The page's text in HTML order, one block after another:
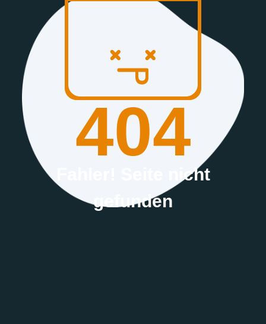
404
Fahler! Seite nicht
gefunden